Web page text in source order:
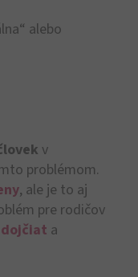
alebo
v
problémom.
, ale je to aj
pre rodičov
dojčiat a